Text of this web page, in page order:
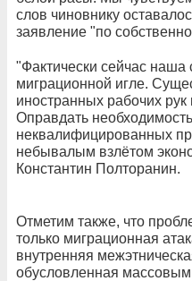
слов чиновнику
заявление "по
"Фактически сейчас наша
миграционной игле.
иностранных рабочих
Оправдать
неквалифицированных
небывалым взлётом
Константин Полторанин.
Отметим также, что
только миграционная
внутренняя
обусловленная